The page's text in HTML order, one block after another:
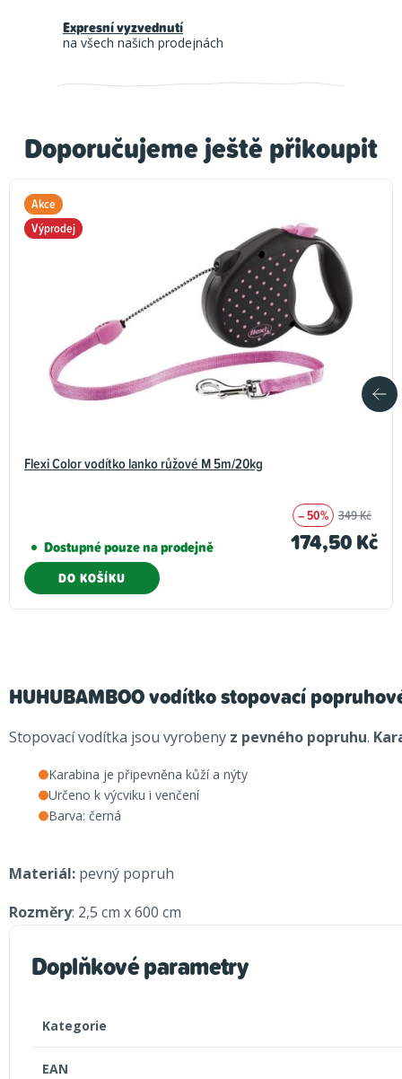
Doporučujeme ještě přikoupit
Akce
Výprodej
Flexi Color vodítko lanko růžové M 5m/20kg
Dostupné pouze na prodejně
– 50% 349 Kč
174,50 Kč
DO KOŠÍKU
Expresní vyzvednutí
na všech našich prodejnách
HUHUBAMBOO vodítko stopovací
Stopovací vodítka jsou vyrobeny z pevného popruhu.
Karabina je připevněna kůží a nýty
Určeno k výcviku i venčení
Barva: černá
Materiál: pevný popruh
Rozměry: 2,5 cm x 600 cm
Doplňkové parametry
Kategorie
EAN